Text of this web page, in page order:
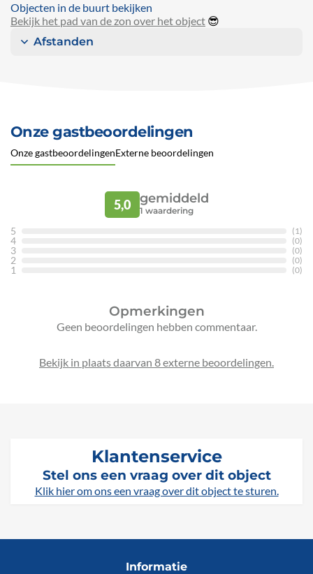
Objecten in de buurt bekijken
Bekijk het pad van de zon over het object 😎
Afstanden
Onze gastbeoordelingen
Onze gastbeoordelingenExterne beoordelingen
5,0 gemiddeld
1 waardering
5 (1)
4 (0)
3 (0)
2 (0)
1 (0)
Opmerkingen
Geen beoordelingen hebben commentaar.
Bekijk in plaats daarvan 8 externe beoordelingen.
Klantenservice
Stel ons een vraag over dit object
Klik hier om ons een vraag over dit object te sturen.
Informatie